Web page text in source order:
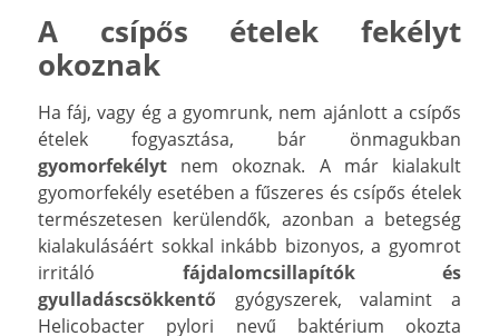
A csípős ételek fekélyt
okoznak
Ha fáj, vagy ég a gyomrunk, nem ajánlott a csípős
ételek fogyasztása, bár önmagukban
gyomorfekélyt nem okoznak. A már kialakult
gyomorfekély esetében a fűszeres és csípős ételek
természetesen kerülendők, azonban a betegség
kialakulásáért sokkal inkább bizonyos, a gyomrot
irritáló fájdalomcsillapítók és
gyulladáscsökkentő gyógyszerek, valamint a
Helicobacter pylori nevű baktérium okozta